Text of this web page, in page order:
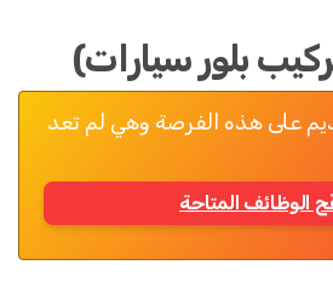
بلور سيارات)
على هذه الفرصة وهي لم تعد
الوظائف المتاحة